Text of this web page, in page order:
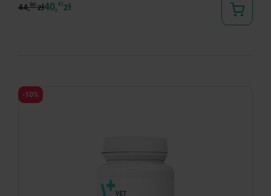
44,90zł40,41 zł
-10%